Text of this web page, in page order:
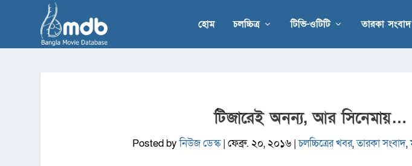
হোম চলচ্চিত্র টিভি-ওটিটি তারকা সংবাদ
টিজারেই অনন্য, আর সিনেমায়…
Posted byনিউজ ডেস্ক| ফেব্রু. ২০, ২০১৬|চলচ্চিত্রের খবর,তারকা সংবাদ,